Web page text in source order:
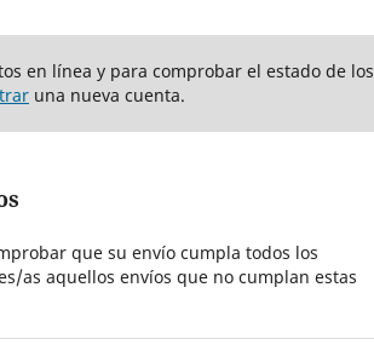
en línea y para comprobar el estado de los
una nueva cuenta.
que su envío cumpla todos los
as aquellos envíos que no cumplan estas